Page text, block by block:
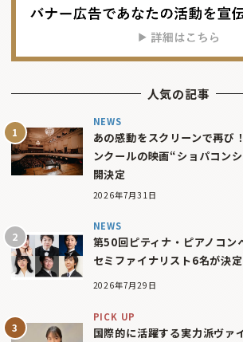
人気の記事
NEWS
あの感動をスクリーンで再び
ンクールの映画“ショパコン
開決定
2026年7月31日
NEWS
第50回ピティナ・ピアノコン
セミファイナリスト6名が決定
2026年7月29日
PICK UP
国際的に活躍する実力派ヴァ